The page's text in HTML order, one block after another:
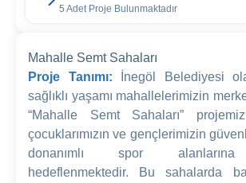
5 Adet Proje Bulunmaktadır
Mahalle Semt Sahaları
Proje Tanımı:
İnegöl Belediyesi
sağlıklı yaşamı mahallelerimizin
“Mahalle Semt Sahaları”
çocuklarımızın ve gençlerimizin
donanımlı spor alanlarına
hedeflenmektedir. Bu sahalarda